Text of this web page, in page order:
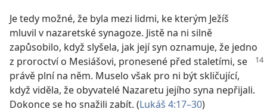
Je tedy možné, že byla mezi lidmi, ke kterým Ježíš
mluvil v nazaretské synagoze. Jistě na ni silně
zapůsobilo, když slyšela, jak její syn oznamuje, že jedno
z proroctví o Mesiášovi, pronesené před staletími, se
právě plní na něm. Muselo však pro ni být skličující,
když viděla, že obyvatelé Nazaretu jejího syna nepřijali.
Dokonce se ho snažili zabít. (Lukáš 4:17–30)